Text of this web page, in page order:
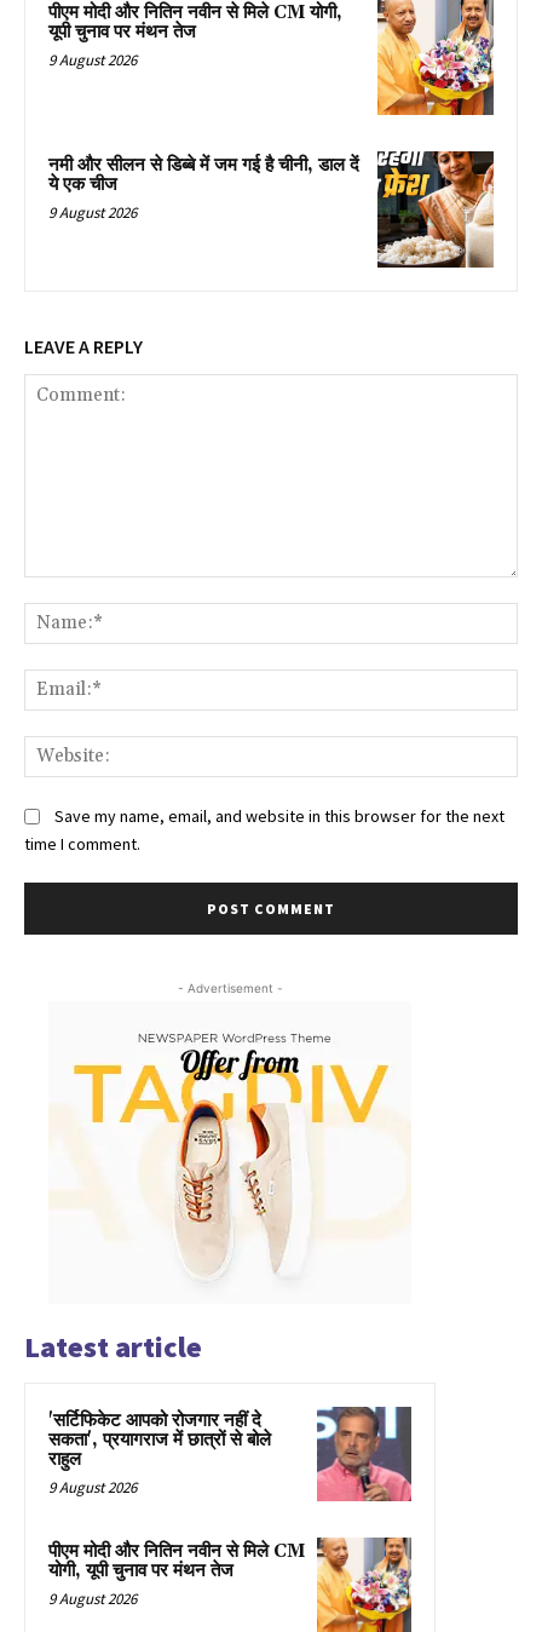
पीएम मोदी और नितिन नवीन से मिले CM योगी,
यूपी चुनाव पर मंथन तेज
9 August 2026
नमी और सीलन से डिब्बे में जम गई है चीनी, डाल दें
ये एक चीज
9 August 2026
LEAVE A REPLY
Save my name, email, and website in this browser for the next
time I comment.
- Advertisement -
Latest article
'सर्टिफिकेट आपको रोजगार नहीं दे
सकता', प्रयागराज में छात्रों से बोले
राहुल
9 August 2026
पीएम मोदी और नितिन नवीन से मिले CM
योगी, यूपी चुनाव पर मंथन तेज
9 August 2026